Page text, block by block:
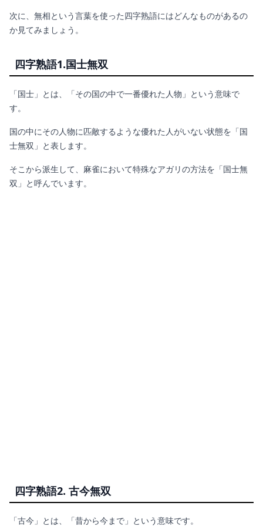
次に、無相という言葉を使った四字熟語にはどんなものがあるの
か見てみましょう。
四字熟語1.国士無双
「国士」とは、「その国の中で一番優れた人物」という意味で
す。
国の中にその人物に匹敵するような優れた人がいない状態を「国
士無双」と表します。
そこから派生して、麻雀において特殊なアガリの方法を「国士無
双」と呼んでいます。
四字熟語2.古今無双
「古今」とは、「昔から今まで」という意味です。